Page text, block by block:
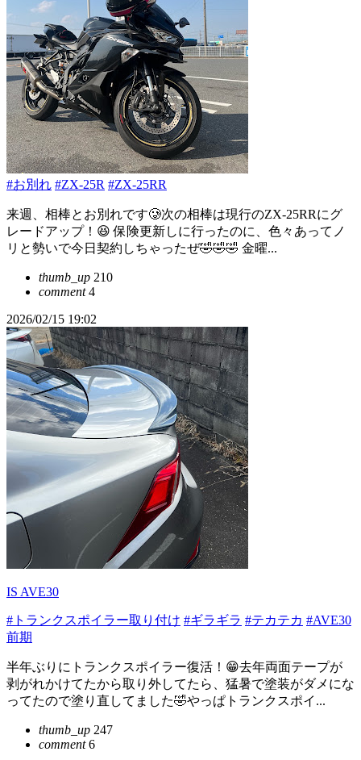
#お別れ #ZX-25R #ZX-25RR
来週、相棒とお別れです🥲次の相棒は現行のZX-25RRにグ
レードアップ！😆 保険更新しに行ったのに、色々あってノ
リと勢いで今日契約しちゃったぜ🤣🤣🤣 金曜...
thumb_up 210
comment4
2026/02/15 19:02
IS AVE30
#トランクスポイラー取り付け #ギラギラ #テカテカ #AVE30
前期
半年ぶりにトランクスポイラー復活！😁去年両面テープが
剥がれかけてたから取り外してたら、猛暑で塗装がダメにな
ってたので塗り直してました🤣やっぱトランクスポイ...
thumb_up 247
comment6